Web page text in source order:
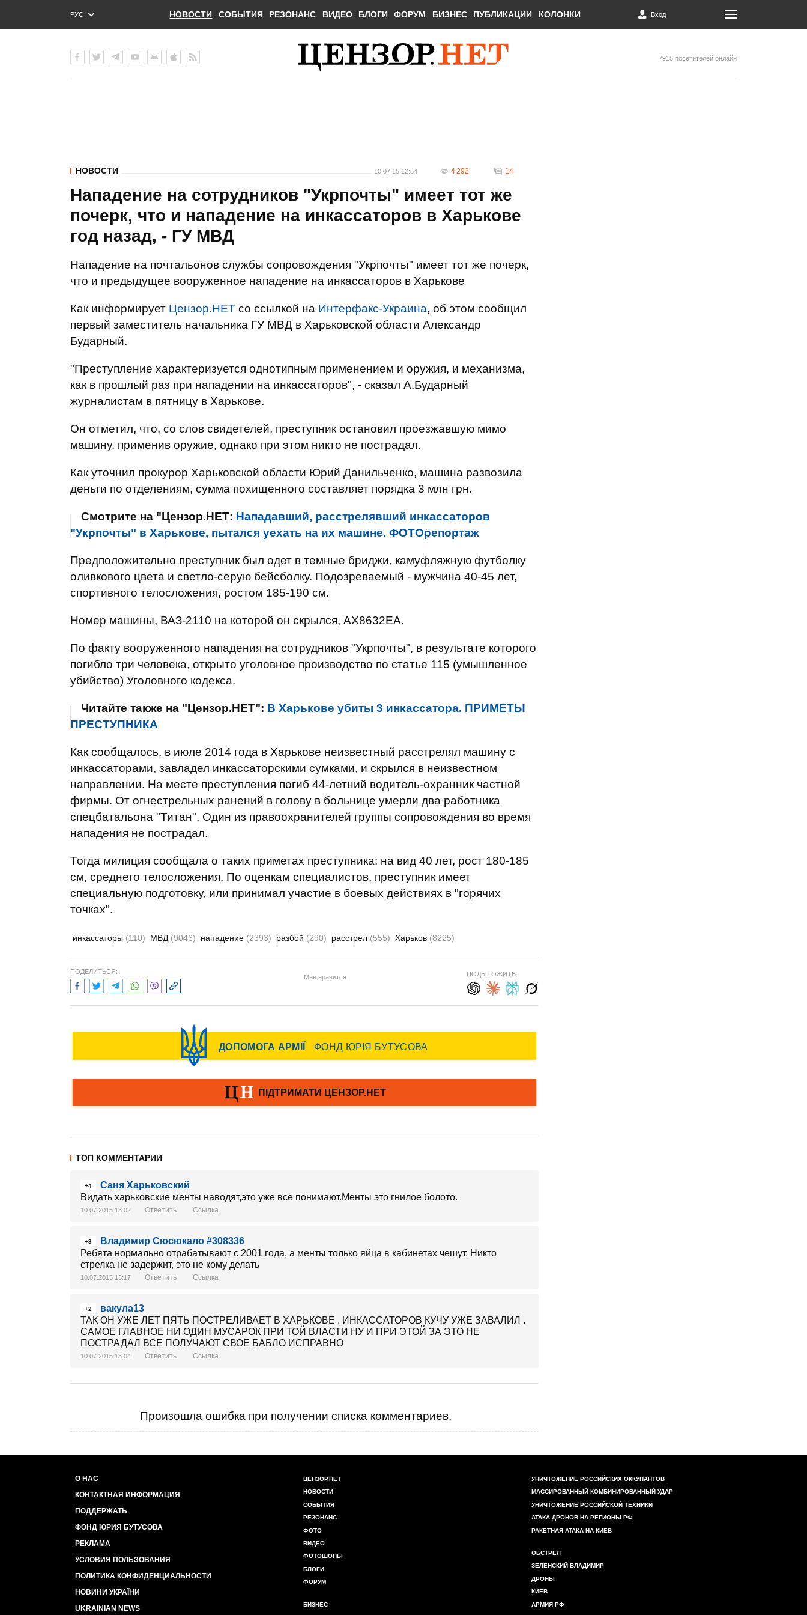
РУС
ENG
НОВОСТИ СОБЫТИЯ РЕЗОНАНС ВИДЕО БЛОГИ ФОРУМ БИЗНЕС ПУБЛИКАЦИИ КОЛОНКИ Вход
7915 посетителей онлайн
НОВОСТИ 10.07.15 12:54 4 292 14
Нападение на сотрудников "Укрпочты" имеет тот же
почерк, что и нападение на инкассаторов в Харькове
год назад, - ГУ МВД
Нападение на почтальонов службы сопровождения "Укрпочты" имеет тот же почерк,
что и предыдущее вооруженное нападение на инкассаторов в Харькове
Как информирует Цензор.НЕТ со ссылкой на Интерфакс-Украина, об этом сообщил
первый заместитель начальника ГУ МВД в Харьковской области Александр
Бударный.
"Преступление характеризуется однотипным применением и оружия, и механизма,
как в прошлый раз при нападении на инкассаторов", - сказал А.Бударный
журналистам в пятницу в Харькове.
Он отметил, что, со слов свидетелей, преступник остановил проезжавшую мимо
машину, применив оружие, однако при этом никто не пострадал.
Как уточнил прокурор Харьковской области Юрий Данильченко, машина развозила
деньги по отделениям, сумма похищенного составляет порядка 3 млн грн.
Смотрите на "Цензор.НЕТ: Нападавший, расстрелявший инкассаторов
"Укрпочты" в Харькове, пытался уехать на их машине. ФОТОрепортаж
Предположительно преступник был одет в темные бриджи, камуфляжную футболку
оливкового цвета и светло-серую бейсболку. Подозреваемый - мужчина 40-45 лет,
спортивного телосложения, ростом 185-190 см.
Номер машины, ВАЗ-2110 на которой он скрылся, АХ8632ЕА.
По факту вооруженного нападения на сотрудников "Укрпочты", в результате которого
погибло три человека, открыто уголовное производство по статье 115 (умышленное
убийство) Уголовного кодекса.
Читайте также на "Цензор.НЕТ": В Харькове убиты 3 инкассатора. ПРИМЕТЫ
ПРЕСТУПНИКА
Как сообщалось, в июле 2014 года в Харькове неизвестный расстрелял машину с
инкассаторами, завладел инкассаторскими сумками, и скрылся в неизвестном
направлении. На месте преступления погиб 44-летний водитель-охранник частной
фирмы. От огнестрельных ранений в голову в больнице умерли два работника
спецбатальона "Титан". Один из правоохранителей группы сопровождения во время
нападения не пострадал.
Тогда милиция сообщала о таких приметах преступника: на вид 40 лет, рост 180-185
см, среднего телосложения. По оценкам специалистов, преступник имеет
специальную подготовку, или принимал участие в боевых действиях в "горячих
точках".
инкассаторы (110) МВД (9046) нападение (2393) разбой (290) расстрел (555) Харьков (8225)
ПОДЕЛИТЬСЯ:
Мне нравится ПОДЫТОЖИТЬ:
ТОП КОММЕНТАРИИ
+4
Саня Харьковский
Видать харьковские менты наводят,это уже все понимают.Менты это гнилое болото.
10.07.2015 13:02 Ответить Ссылка
+3
Владимир Сюсюкало #308336
Ребята нормально отрабатывают с 2001 года, а менты только яйца в кабинетах чешут. Никто
стрелка не задержит, это не кому делать
10.07.2015 13:17 Ответить Ссылка
+2
вакула13
ТАК ОН УЖЕ ЛЕТ ПЯТЬ ПОСТРЕЛИВАЕТ В ХАРЬКОВЕ . ИНКАССАТОРОВ КУЧУ УЖЕ ЗАВАЛИЛ .
САМОЕ ГЛАВНОЕ НИ ОДИН МУСАРОК ПРИ ТОЙ ВЛАСТИ НУ И ПРИ ЭТОЙ ЗА ЭТО НЕ
ПОСТРАДАЛ ВСЕ ПОЛУЧАЮТ СВОЕ БАБЛО ИСПРАВНО
10.07.2015 13:04 Ответить Ссылка
Произошла ошибка при получении списка комментариев.
О НАС
КОНТАКТНАЯ ИНФОРМАЦИЯ
ПОДДЕРЖАТЬ
ФОНД ЮРИЯ БУТУСОВА
РЕКЛАМА
УСЛОВИЯ ПОЛЬЗОВАНИЯ
ПОЛИТИКА КОНФИДЕНЦИАЛЬНОСТИ
НОВИНИ УКРАЇНИ
UKRAINIAN NEWS
ЦЕНЗОР.НЕТ
НОВОСТИ
СОБЫТИЯ
РЕЗОНАНС
ФОТО
ВИДЕО
ФОТОШОПЫ
БЛОГИ
ФОРУМ
БИЗНЕС
УНИЧТОЖЕНИЕ РОССИЙСКИХ ОККУПАНТОВ
МАССИРОВАННЫЙ КОМБИНИРОВАННЫЙ УДАР
УНИЧТОЖЕНИЕ РОССИЙСКОЙ ТЕХНИКИ
АТАКА ДРОНОВ НА РЕГИОНЫ РФ
РАКЕТНАЯ АТАКА НА КИЕВ
ОБСТРЕЛ
ЗЕЛЕНСКИЙ ВЛАДИМИР
ДРОНЫ
КИЕВ
АРМИЯ РФ